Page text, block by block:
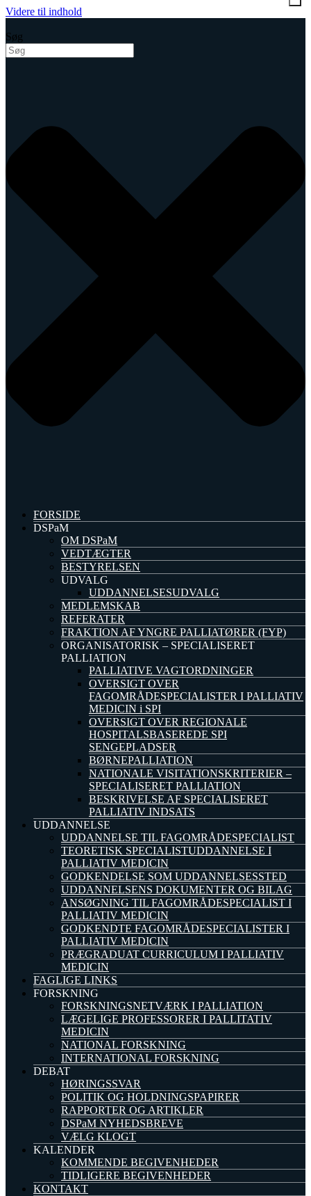
Videre til indhold
Søg
FORSIDE
DSPaM
OM DSPaM
VEDTÆGTER
BESTYRELSEN
UDVALG
UDDANNELSESUDVALG
MEDLEMSKAB
REFERATER
FRAKTION AF YNGRE PALLIATØRER (FYP)
ORGANISATORISK – SPECIALISERET
PALLIATION
PALLIATIVE VAGTORDNINGER
OVERSIGT OVER
FAGOMRÅDESPECIALISTER I PALLIATIV
MEDICIN i SPI
OVERSIGT OVER REGIONALE
HOSPITALSBASEREDE SPI
SENGEPLADSER
BØRNEPALLIATION
NATIONALE VISITATIONSKRITERIER –
SPECIALISERET PALLIATION
BESKRIVELSE AF SPECIALISERET
PALLIATIV INDSATS
UDDANNELSE
UDDANNELSE TIL FAGOMRÅDESPECIALIST
TEORETISK SPECIALISTUDDANNELSE I
PALLIATIV MEDICIN
GODKENDELSE SOM UDDANNELSESSTED
UDDANNELSENS DOKUMENTER OG BILAG
ANSØGNING TIL FAGOMRÅDESPECIALIST I
PALLIATIV MEDICIN
GODKENDTE FAGOMRÅDESPECIALISTER I
PALLIATIV MEDICIN
PRÆGRADUAT CURRICULUM I PALLIATIV
MEDICIN
FAGLIGE LINKS
FORSKNING
FORSKNINGSNETVÆRK I PALLIATION
LÆGELIGE PROFESSORER I PALLITATIV
MEDICIN
NATIONAL FORSKNING
INTERNATIONAL FORSKNING
DEBAT
HØRINGSSVAR
POLITIK OG HOLDNINGSPAPIRER
RAPPORTER OG ARTIKLER
DSPaM NYHEDSBREVE
VÆLG KLOGT
KALENDER
KOMMENDE BEGIVENHEDER
TIDLIGERE BEGIVENHEDER
KONTAKT